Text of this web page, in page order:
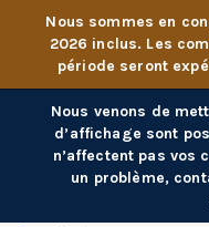
Nous sommes en
2026 inclus. Les
période seront
Nous venons de
d’affichage sont
n’affectent pas vos
un problème,